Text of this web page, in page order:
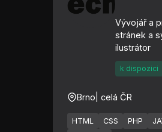
Vývojář a
stránek a
ilustrátor
k dispozici
Brno | celá ČR
HTML CSS PHP